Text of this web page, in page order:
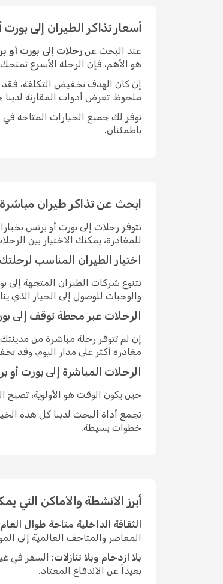
أسعار تذاكر الطيران إلى
عند البحث عن رحلات إلى بورت أو
هو الأهم، فإن الرحلة الأسرع
إن كان الهدف تخفيض التكلفة،
ملحوظ. تعرض أدوات المقارنة
توفر لك جميع الخيارات المتاحة في
باطمئنان.
ابحث عن تذاكر طيران
تتوفر رحلات إلى بورت أو برنس
للمغادرة، يمكنك الاختيار بين
اختيار الطيران المناسب لرحلتك
تتنوع شركات الطيران المتجهة
والوجبات للوصول إلى الخيار الذي
الرحلات عبر محطة توقف إلى
إن لم تتوفر رحلة مباشرة من
مغادرة أكثر على مدار اليوم، وقد
الرحلات المباشرة إلى بورت أو
حين يكون الوقت هو الأولوية،
تجمع أداة البحث لدينا كل هذه
خطوات بسيطة.
أبرز الأنشطة والأماكن
الثقافة الداخلية متاحة طوال العام
المعاصر والمتاحف العالمية إلى
بلا ازدحام وبلا تنازلات: السفر في
بعيداً عن الاندفاع المعتاد.